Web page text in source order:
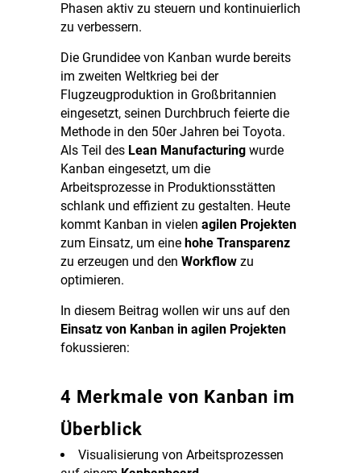
Phasen aktiv zu steuern und kontinuierlich
zu verbessern.
Die Grundidee von Kanban wurde bereits
im zweiten Weltkrieg bei der
Flugzeugproduktion in Großbritannien
eingesetzt, seinen Durchbruch feierte die
Methode in den 50er Jahren bei Toyota.
Als Teil des Lean Manufacturing wurde
Kanban eingesetzt, um die
Arbeitsprozesse in Produktionsstätten
schlank und effizient zu gestalten. Heute
kommt Kanban in vielen agilen Projekten
zum Einsatz, um eine hohe Transparenz
zu erzeugen und den Workflow zu
optimieren.
In diesem Beitrag wollen wir uns auf den
Einsatz von Kanban in agilen Projekten
fokussieren:
4 Merkmale von Kanban im
Überblick
Visualisierung von Arbeitsprozessen